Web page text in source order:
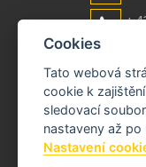
Cookies
Tato webová
cookie k
sledovací
nastaveny až po
Nastavení